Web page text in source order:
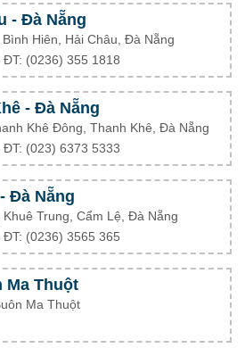
- Đà Nẵng
Hiên, Hải Châu, Đà Nẵng
(0236) 355 1818
- Đà Nẵng
Khê Đông, Thanh Khê, Đà Nẵng
(023) 6373 5333
Đà Nẵng
Trung, Cẩm Lệ, Đà Nẵng
(0236) 3565 365
Ma Thuột
Ma Thuột